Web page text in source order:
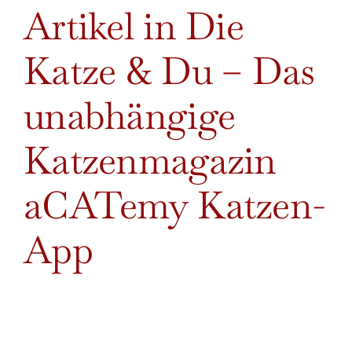
Larger
Image
Artikel in Die
Katze & Du – Das
unabhängige
Katzenmagazin
aCATemy Katzen-
App